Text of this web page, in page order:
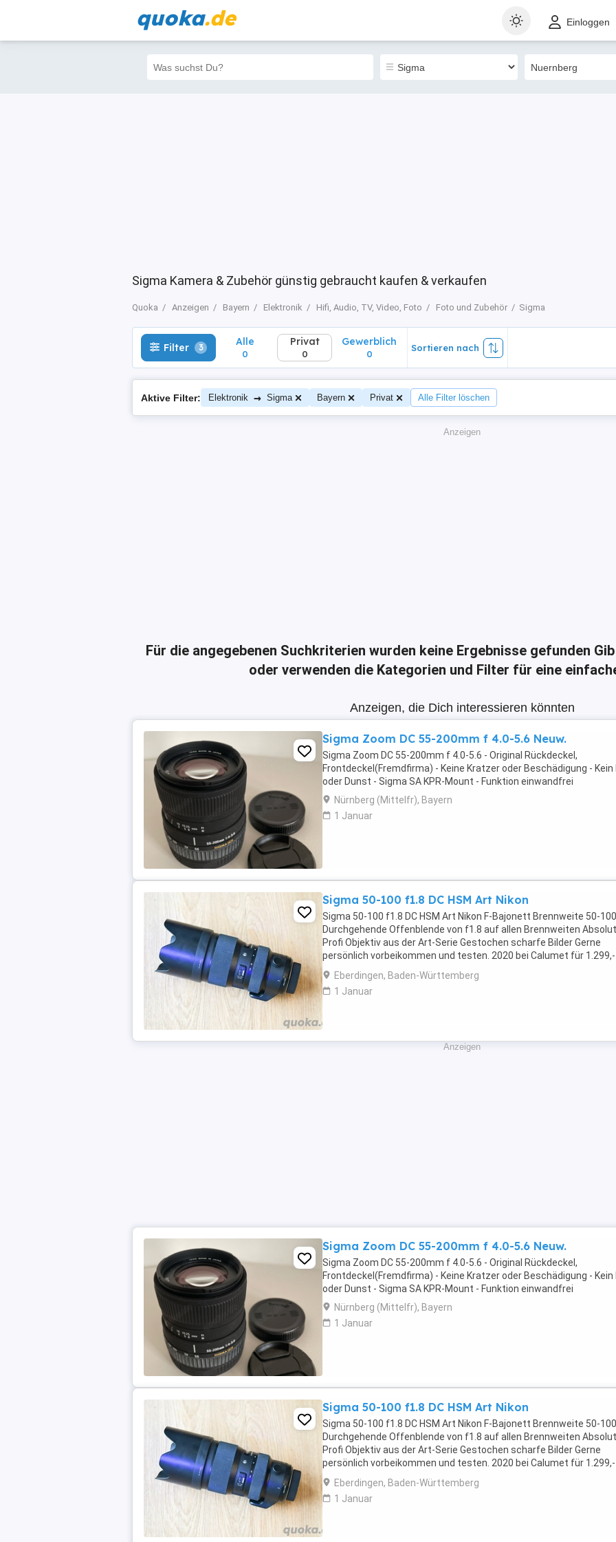
quoka.de Einloggen
Sigma Kamera & Zubehör günstig gebraucht kaufen & verkaufen
Quoka Anzeigen Bayern Elektronik Hifi, Audio, TV, Video, Foto Foto und Zubehör Sigma
Filter 3 Alle
0
Filter 3 Alle
0
Privat
0
Gewerblich
0
Sortieren nach
Aktive Filter: Elektronik → Sigma Bayern Privat Alle Filter löschen
Anzeigen
Für die angegebenen Suchkriterien wurden keine Ergebnisse gefunden
oder verwenden die Kategorien und Filter für eine
Anzeigen, die Dich interessieren könnten
Sigma Zoom DC 55-200mm f 4.0-5.6 Neuw.
Sigma Zoom DC 55-200mm f 4.0-5.6 - Original Rückdeckel,
Frontdeckel(Fremdfirma) - Keine Kratzer oder Beschädigung - Kein
oder Dunst - Sigma SA KPR-Mount - Funktion einwandfrei
Nürnberg (Mittelfr), Bayern
1 Januar
Sigma 50-100 f1.8 DC HSM Art Nikon
Sigma 50-100 f1.8 DC HSM Art Nikon F-Bajonett Brennweite 50-
Durchgehende Offenblende von f1.8 auf allen Brennweiten
Profi Objektiv aus der Art-Serie Gestochen scharfe Bilder Gerne
persönlich vorbeikommen und testen. 2020 bei Calumet für 1.299,-
gekauft. Die angefügten Bilder wurden ...
Eberdingen, Baden-Württemberg
1 Januar
Anzeigen
Sigma Zoom DC 55-200mm f 4.0-5.6 Neuw.
Sigma Zoom DC 55-200mm f 4.0-5.6 - Original Rückdeckel,
Frontdeckel(Fremdfirma) - Keine Kratzer oder Beschädigung - Kein
oder Dunst - Sigma SA KPR-Mount - Funktion einwandfrei
Nürnberg (Mittelfr), Bayern
1 Januar
Sigma 50-100 f1.8 DC HSM Art Nikon
Sigma 50-100 f1.8 DC HSM Art Nikon F-Bajonett Brennweite 50-
Durchgehende Offenblende von f1.8 auf allen Brennweiten
Profi Objektiv aus der Art-Serie Gestochen scharfe Bilder Gerne
persönlich vorbeikommen und testen. 2020 bei Calumet für 1.299,-
gekauft. Die angefügten Bilder wurden ...
Eberdingen, Baden-Württemberg
1 Januar